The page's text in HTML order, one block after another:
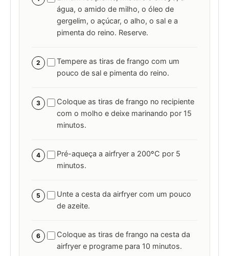
água, o amido de milho, o óleo de
gergelim, o açúcar, o alho, o sal e a
pimenta do reino. Reserve.
2
Tempere as tiras de frango com um
pouco de sal e pimenta do reino.
3
Coloque as tiras de frango no recipiente
com o molho e deixe marinando por 15
minutos.
4
Pré-aqueça a airfryer a 200ºC por 5
minutos.
5
Unte a cesta da airfryer com um pouco
de azeite.
6
Coloque as tiras de frango na cesta da
airfryer e programe para 10 minutos.